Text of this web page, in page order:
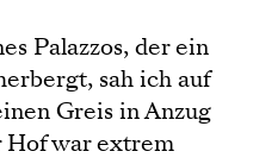
Palazzos, der ein
sah ich auf
Greis in Anzug
war extrem